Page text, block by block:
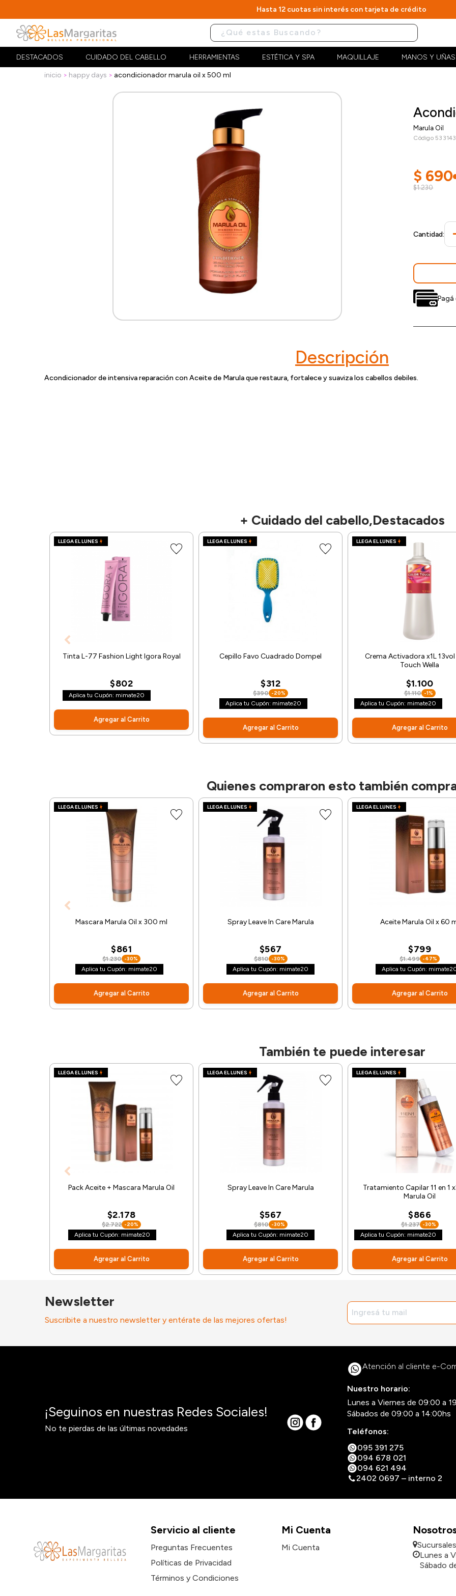
Hasta 12 cuotas sin interés con tarjeta de crédito
DESTACADOS CUIDADO DEL CABELLO HERRAMIENTAS ESTÉTICA Y SPA MAQUILLAJE MANOS Y UÑAS
inicio happy days acondicionador marula oil x 500 ml
Marula Oil
Código
$1.230
$ 690
Cantidad:
Descripción
Acondicionador de intensiva reparación con Aceite de Marula que restaura, fortalece y suaviza los cabellos debiles.
+ Cuidado del cabello,Destacados
LLEGA EL LUNES
Tinta L-77 Fashion Light Igora Royal
$802
Aplica tu Cupón: mimate20
Agregar al Carrito
LLEGA EL LUNES
Cepillo Favo Cuadrado Dompel
$312
$390 -20%
Aplica tu Cupón: mimate20
Agregar al Carrito
LLEGA EL LUNES
Crema Activadora x1L
Touch Wella
$1.100
$1.110 -1%
Aplica tu Cupón: mimate20
Agregar al Carrito
Quienes compraron esto también
LLEGA EL LUNES
Mascara Marula Oil x 300 ml
$861
$1.230 -30%
Aplica tu Cupón: mimate20
Agregar al Carrito
LLEGA EL LUNES
Spray Leave In Care Marula
$567
$810 -30%
Aplica tu Cupón: mimate20
Agregar al Carrito
LLEGA EL LUNES
Aceite Marula Oil x 60
$799
$1.499 -47%
Aplica tu Cupón:
Agregar al Carrito
También te puede interesar
LLEGA EL LUNES
Pack Aceite + Mascara Marula Oil
$2.178
$2.722 -20%
Aplica tu Cupón: mimate20
Agregar al Carrito
LLEGA EL LUNES
Spray Leave In Care Marula
$567
$810 -30%
Aplica tu Cupón: mimate20
Agregar al Carrito
LLEGA EL LUNES
Tratamiento Capilar 11 en 1
Marula Oil
$866
$1.237 -30%
Aplica tu Cupón: mimate20
Agregar al Carrito
Newsletter
Suscribite a nuestro newsletter y entérate de las mejores ofertas!
¡Seguinos en nuestras Redes Sociales!
No te pierdas de las últimas novedades
Atención al cliente e-
Nuestro horario:
Lunes a Viernes de 09:00 a
Sábados de 09:00 a 14:00hs
Teléfonos:
095 391 275
094 678 021
094 621 494
2402 0697 – interno 2
Servicio al cliente
Preguntas Frecuentes
Políticas de Privacidad
Términos y Condiciones
Mi Cuenta
Mi Cuenta
Sucursales
Lunes a
Sábado